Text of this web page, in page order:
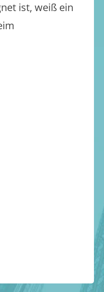
ist, weiß ein